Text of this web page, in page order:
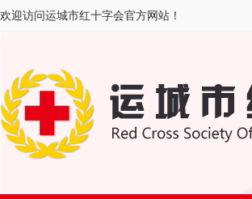
欢迎访问运城市红十字会官方网站！